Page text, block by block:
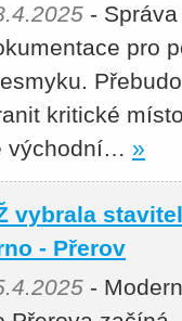
-
pro
kritické
východní… »
vybrala
- Přerov
-